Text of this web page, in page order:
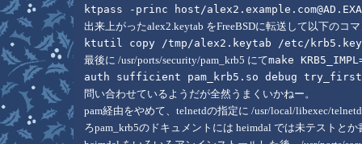
ktpass -princ host/
出来上がったalex2.keytab をFreeBSDに転送して以下のコ
ktutil copy /tmp/alex2.keytab /etc/
最後に /usr/ports/security/pam_krb5 にてmake
auth sufficient pam_krb5.so debug
問い合わせているようだが全然うまくいかねー。
pam経由をやめて、telnetdの指定に /usr/local/libexec/
ろpam_krb5のドキュメントには heimdal では未テストと